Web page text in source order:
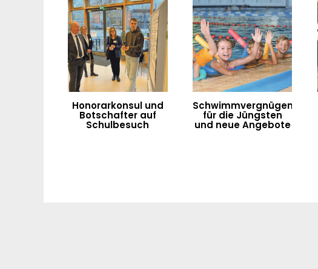
Honorarkonsul und
Botschafter auf
Schulbesuch
Schwimmvergnügen
für die Jüngsten
und neue Angebote